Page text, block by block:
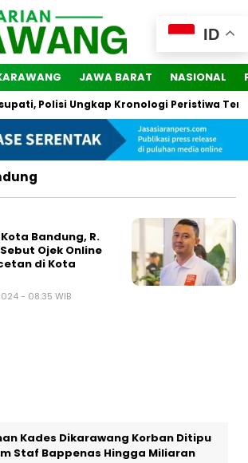
JAWA BARAT NASIONAL
Polisi Ungkap Kronologi Peristiwa
Bandung, R.
Ojek Online
di Kota
- 08:35 WIB
Kades Dikarawang Korban Ditipu
Staf Bappenas Hingga Miliaran
ID